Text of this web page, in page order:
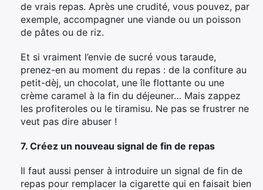
de vrais repas. Après une crudité, vous pouvez, par
exemple, accompagner une viande ou un poisson
de pâtes ou de riz.
Et si vraiment l’envie de sucré vous taraude,
prenez-en au moment du repas : de la confiture au
petit-dèj, un chocolat, une île flottante ou une
crème caramel à la fin du déjeuner… Mais zappez
les profiteroles ou le tiramisu. Ne pas se frustrer ne
veut pas dire abuser !
7. Créez un nouveau signal de fin de repas
Il faut aussi penser à introduire un signal de fin de
repas pour remplacer la cigarette qui en faisait bien